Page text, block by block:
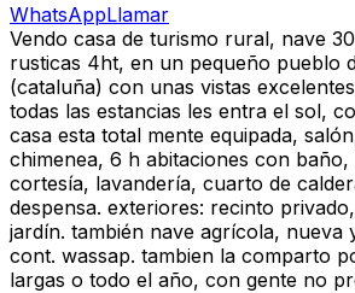
WhatsAppLlamar
Vendo casa de turismo rural, nave
rusticas 4ht, en un pequeño pueblo
(cataluña) con unas vistas
todas las estancias les entra el sol,
casa esta total mente equipada,
chimenea, 6 h abitaciones con baño,
cortesía, lavandería, cuarto de
despensa. exteriores: recinto
jardín. también nave agrícola, nueva
cont. wassap. tambien la comparto
largas o todo el año, con gente no